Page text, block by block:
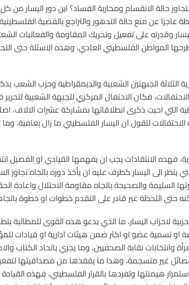
حالة الانقسام ومحاربة الفساد؟ اين دور اليسار من
عاجزا عن منع حالة التدهور والتراجع بالقضية
وقدرته على تفعيل وتحريك المقاومة والفعاليات
المواطن الفلسطيني العادي، وهذه الاسئلة حتى
الثلاثة الجبهتين الشعبية والديمقراطية وحزب
فكان الاحتفال المركزي للجبهة الشعبية
التي احيت ذكرى انطلاقاتها بمشاركة عشرات
لتقول ان اليسار الفلسطيني ما زال بعافية، وما
فهذه الانتقادات يجب ان يفهمها القيادي او الفصيل
الى اليسار كطرف عليه ان يأخذ دوره باتجاه تجاوز
السليمة والصحيحة باتجاه مقاومة الاحتلال واعادة
حتى اللحظة غير قادر على التقدم خطوات او خطوة
لاحزاب اليسار، ما الذي يدعو هذه القوى للمطالبة
تسمية عضو او اكثر ضمن هيئات ادارية او قيادات
نقابة الصحفيين، وما يجري باتحاد الكتاب
غير منسجمة، وهذا ما يفقدها من مصداقيتها
هيمنتها وتفردها بالقرار الفلسطيني، فهذه القيادة